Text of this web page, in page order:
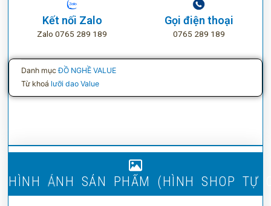
số
lượng
Kết nối Zalo
Zalo 0765 289 189
Gọi điện thoại
0765 289 189
Danh mục ĐỒ NGHỀ VALUE
Từ khoá lưỡi dao Value
H N H ẢN H SẢ N P H ẨM ( H N H S H O P TỰ